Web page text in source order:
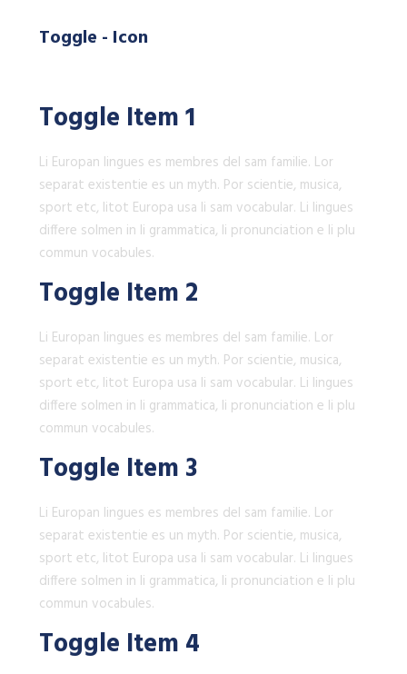
Toggle - Icon
Toggle Item 1
Li Europan lingues es membres del sam familie. Lor
separat existentie es un myth. Por scientie, musica,
sport etc, litot Europa usa li sam vocabular. Li lingues
differe solmen in li grammatica, li pronunciation e li plu
commun vocabules.
Toggle Item 2
Li Europan lingues es membres del sam familie. Lor
separat existentie es un myth. Por scientie, musica,
sport etc, litot Europa usa li sam vocabular. Li lingues
differe solmen in li grammatica, li pronunciation e li plu
commun vocabules.
Toggle Item 3
Li Europan lingues es membres del sam familie. Lor
separat existentie es un myth. Por scientie, musica,
sport etc, litot Europa usa li sam vocabular. Li lingues
differe solmen in li grammatica, li pronunciation e li plu
commun vocabules.
Toggle Item 4